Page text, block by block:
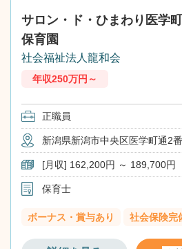
サロン・ド・ひまわり医学町
保育園
社会福祉法人龍和会
年収250万円～
正職員
新潟県新潟市中央区医学町通2
[月収] 162,200円 ～ 189,700円
保育士
ボーナス・賞与あり 社会保険完